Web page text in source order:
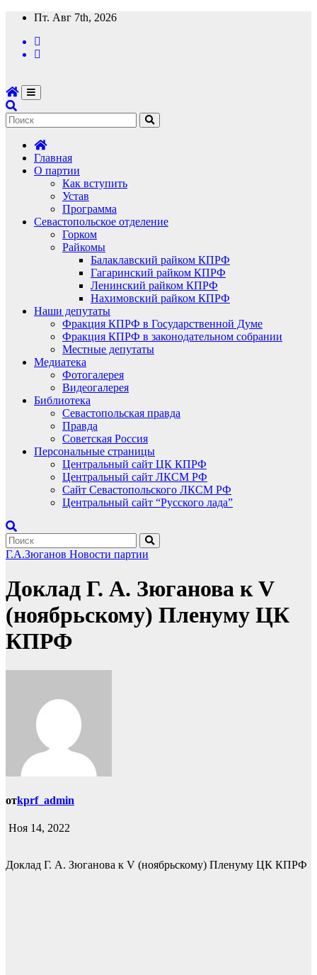
Перейти
содержимому
Пт. Авг 7th, 2026
Главная
О партии
Как вступить
Устав
Программа
Севастопольское отделение
Горком
Райкомы
Балаклавский райком КПРФ
Гагаринский райком КПРФ
Ленинский райком КПРФ
Нахимовский райком КПРФ
Наши депутаты
Фракция КПРФ в Государственной Думе
Фракция КПРФ в законодательном собрании
Местные депутаты
Медиатека
Фотогалерея
Видеогалерея
Библиотека
Севастопольская правда
Правда
Советская Россия
Персональные страницы
Центральный сайт ЦК КПРФ
Центральный сайт ЛКСМ РФ
Сайт Севастопольского ЛКСМ РФ
Центральный сайт “Русского лада”
Г.А.Зюганов Новости партии
Доклад Г. А. Зюганова к V
(ноябрьскому) Пленуму ЦК
КПРФ
отkprf_admin
Ноя 14, 2022
Доклад Г. А. Зюганова к V (ноябрьскому) Пленуму ЦК КПРФ